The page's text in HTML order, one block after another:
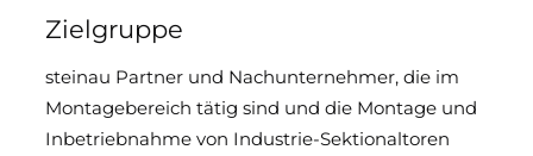
Zielgruppe
steinau Partner und Nachunternehmer, die im
Montagebereich tätig sind und die Montage und
Inbetriebnahme von Industrie-Sektionaltoren